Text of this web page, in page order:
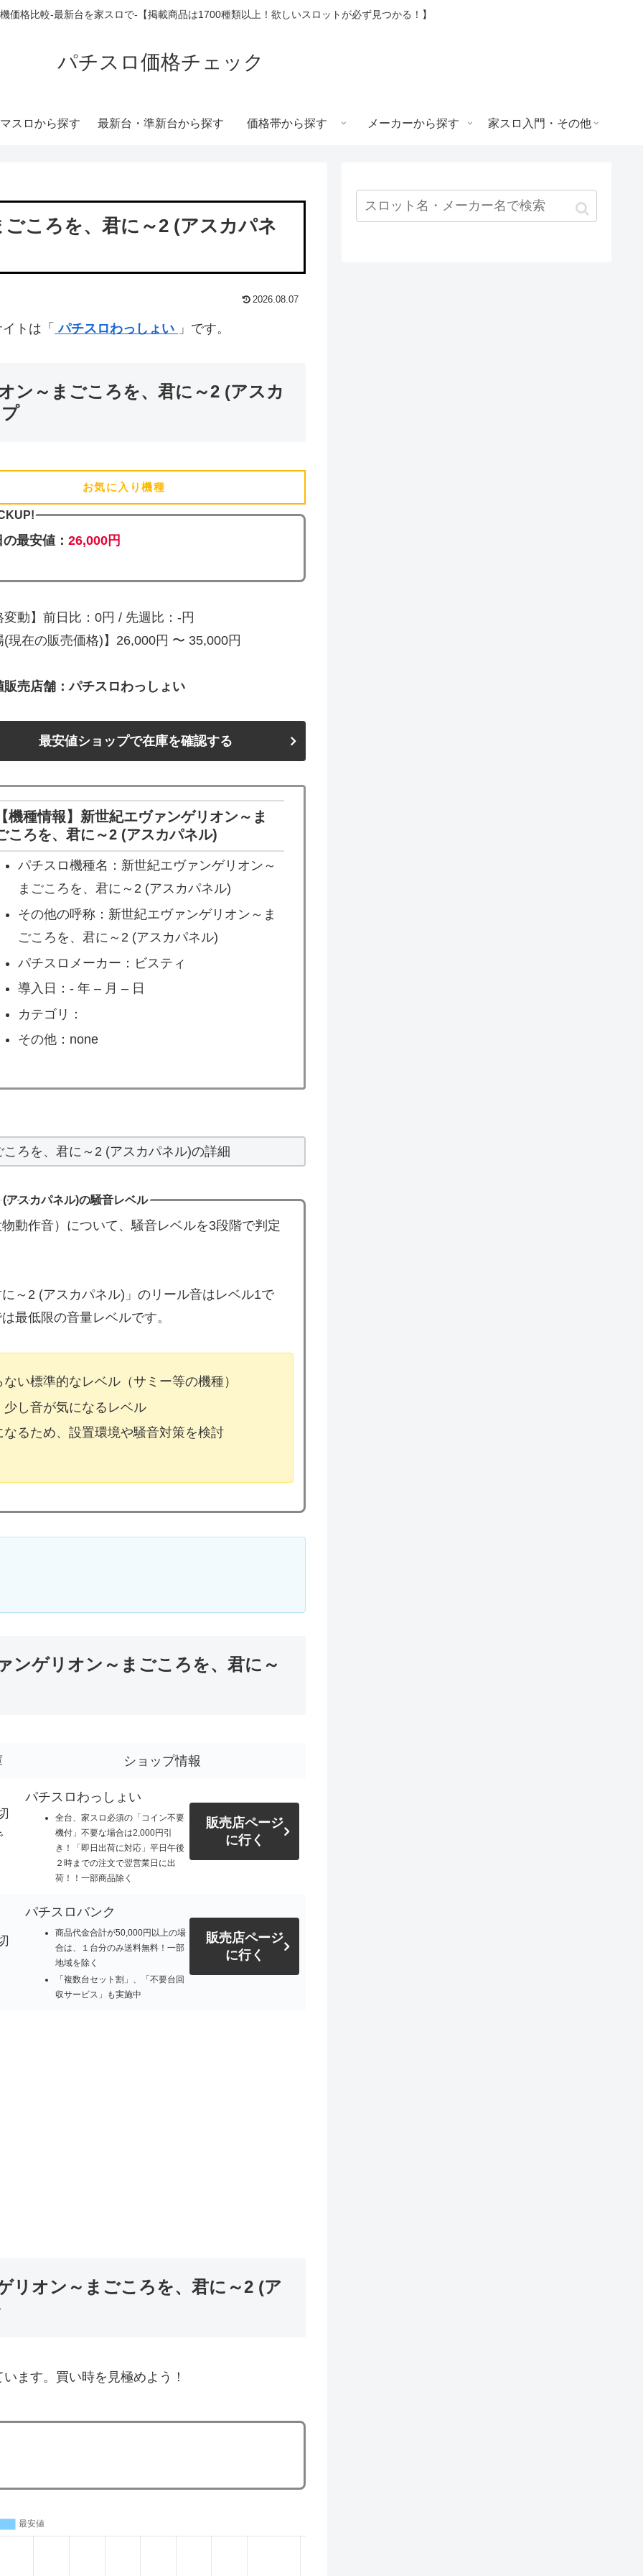
価格比較-最新台を家スロで-【掲載商品は1700種類以上！欲しいスロットが必ず見つかる！】
パチスロ価格チェック
スロから探す 最新台・準新台から探す 価格帯から探す メーカーから探す 家スロ入門・その他
ころを、君に～2 (アスカパネ
2026.08.07
トは「 パチスロわっしょい 」です。
ン～まごころを、君に～2 (アスカ
お気に入り機種
最安値： 26,000円
変動】前日比：0円 / 先週比：-円
(現在の販売価格)】26,000円 〜 35,000円
販売店舗：パチスロわっしょい
最安値ショップで在庫を確認する
機種情報】新世紀エヴァンゲリオン～ま
ころを、君に～2 (アスカパネル)
パチスロ機種名：新世紀エヴァンゲリオン～
まごころを、君に～2 (アスカパネル)
その他の呼称：新世紀エヴァンゲリオン～ま
ごころを、君に～2 (アスカパネル)
パチスロメーカー：ビスティ
導入日：- 年 – 月 – 日
カテゴリ：
その他：none
ろを、君に～2 (アスカパネル)の詳細
アスカパネル)の騒音レベル
動作音）について、騒音レベルを3段階で判定
～2 (アスカパネル)」のリール音はレベル1で
最低限の音量レベルです。
い標準的なレベル（サミー等の機種）
し音が気になるレベル
るため、設置環境や騒音対策を検討
ンゲリオン～まごころを、君に～
ショップ情報
パチスロわっしょい
全台、家スロ必須の「コイン不要
機付」不要な場合は2,000円引
き！「即日出荷に対応」平日午後
２時までの注文で翌営業日に出
荷！！一部商品除く
販売店ページ
に行く
パチスロバンク
商品代金合計が50,000円以上の場
合は、１台分のみ送料無料！一部
地域を除く
「複数台セット割」、「不要台回
収サービス」も実施中
販売店ページ
に行く
リオン～まごころを、君に～2 (ア
ます。買い時を見極めよう！